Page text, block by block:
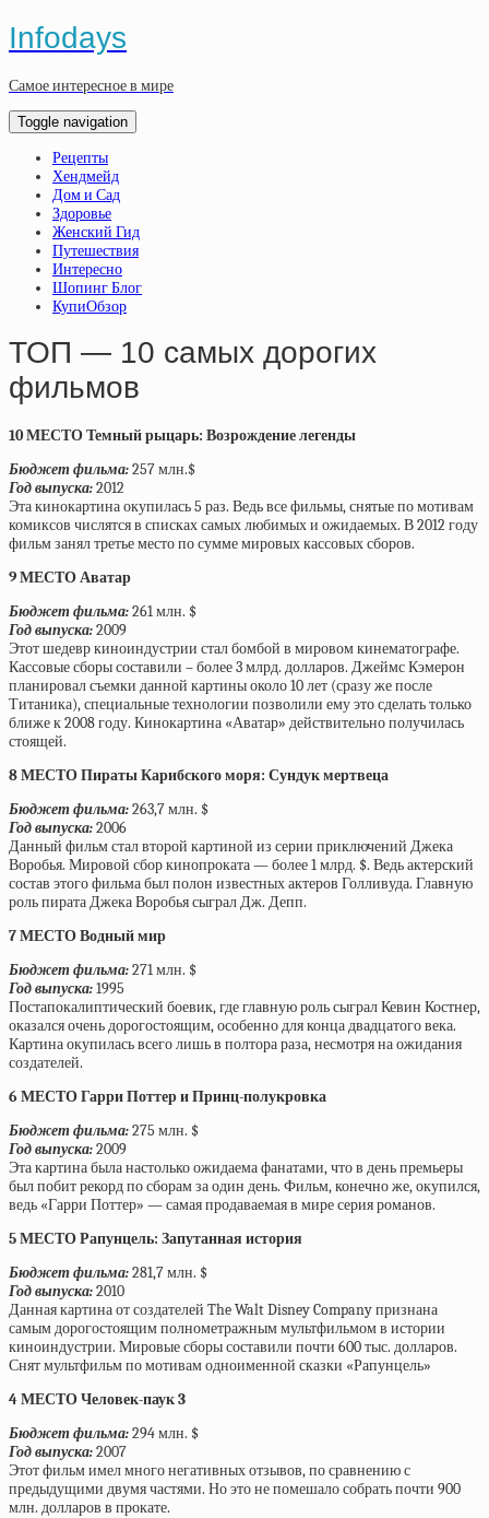
Infodays
Самое интересное в мире
Toggle navigation
Рецепты
Хендмейд
Дом и Сад
Здоровье
Женский Гид
Путешествия
Интересно
Шопинг Блог
КупиОбзор
ТОП — 10 самых дорогих
фильмов
10 МЕСТО Темный рыцарь: Возрождение легенды
Бюджет фильма:257 млн.$
Год выпуска:2012
Эта кинокартина окупилась 5 раз. Ведь все фильмы, снятые по мотивам
комиксов числятся в списках самых любимых и ожидаемых. В 2012 году
фильм занял третье место по сумме мировых кассовых сборов.
9 МЕСТО Аватар
Бюджет фильма:261 млн. $
Год выпуска:2009
Этот шедевр киноиндустрии стал бомбой в мировом кинематографе.
Кассовые сборы составили – более 3 млрд. долларов. Джеймс Кэмерон
планировал съемки данной картины около 10 лет (сразу же после
Титаника), специальные технологии позволили ему это сделать только
ближе к 2008 году. Кинокартина «Аватар» действительно получилась
стоящей.
8 МЕСТО Пираты Карибского моря: Сундук мертвеца
Бюджет фильма:263,7 млн. $
Год выпуска:2006
Данный фильм стал второй картиной из серии приключений Джека
Воробья. Мировой сбор кинопроката — более 1 млрд. $. Ведь актерский
состав этого фильма был полон известных актеров Голливуда. Главную
роль пирата Джека Воробья сыграл Дж. Депп.
7 МЕСТО Водный мир
Бюджет фильма:271 млн. $
Год выпуска:1995
Постапокалиптический боевик, где главную роль сыграл Кевин Костнер,
оказался очень дорогостоящим, особенно для конца двадцатого века.
Картина окупилась всего лишь в полтора раза, несмотря на ожидания
создателей.
6 МЕСТО Гарри Поттер и Принц-полукровка
Бюджет фильма:275 млн. $
Год выпуска:2009
Эта картина была настолько ожидаема фанатами, что в день премьеры
был побит рекорд по сборам за один день. Фильм, конечно же, окупился,
ведь «Гарри Поттер» — самая продаваемая в мире серия романов.
5 МЕСТО Рапунцель: Запутанная история
Бюджет фильма:281,7 млн. $
Год выпуска:2010
Данная картина от создателей The Walt Disney Company признана
самым дорогостоящим полнометражным мультфильмом в истории
киноиндустрии. Мировые сборы составили почти 600 тыс. долларов.
Снят мультфильм по мотивам одноименной сказки «Рапунцель»
4 МЕСТО Человек-паук 3
Бюджет фильма:294 млн. $
Год выпуска:2007
Этот фильм имел много негативных отзывов, по сравнению с
предыдущими двумя частями. Но это не помешало собрать почти 900
млн. долларов в прокате.